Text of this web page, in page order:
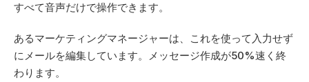
すべて音声だけで操作できます。
あるマーケティングマネージャーは、これを使って入力せず
にメールを編集しています。メッセージ作成が50%速く終
わります。